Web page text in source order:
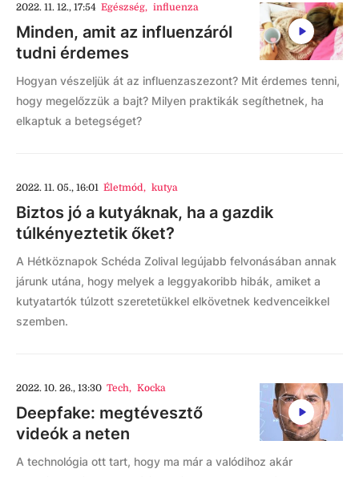
2022. 11. 12., 17:54 Egészség, influenza
Minden, amit az influenzáról
tudni érdemes
Hogyan vészeljük át az influenzaszezont? Mit érdemes tenni,
hogy megelőzzük a bajt? Milyen praktikák segíthetnek, ha
elkaptuk a betegséget?
2022. 11. 05., 16:01 Életmód, kutya
Biztos jó a kutyáknak, ha a gazdik
túlkényeztetik őket?
A Hétköznapok Schéda Zolival legújabb felvonásában annak
járunk utána, hogy melyek a leggyakoribb hibák, amiket a
kutyatartók túlzott szeretetükkel elkövetnek kedvenceikkel
szemben.
2022. 10. 26., 13:30 Tech, Kocka
Deepfake: megtévesztő
videók a neten
A technológia ott tart, hogy ma már a valódihoz akár